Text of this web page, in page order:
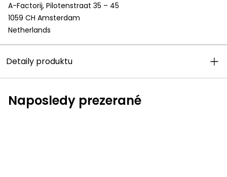
A-Factorij, Pilotenstraat 35 – 45
1059 CH Amsterdam
Netherlands
Detaily produktu
Naposledy prezerané